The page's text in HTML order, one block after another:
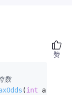
数
(int a,
赞